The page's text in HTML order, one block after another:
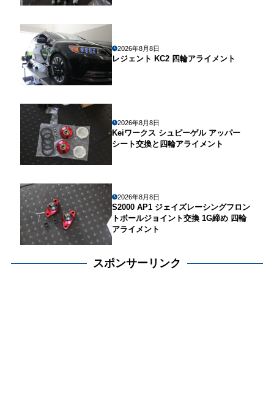
2026年8月8日
レジェント KC2 四輪アライメント
2026年8月8日
Keiワークス シュピーゲル アッパー
シート交換と四輪アライメント
2026年8月8日
S2000 AP1 ジェイズレーシングフロン
トボールジョイント交換 1G締め 四輪
アライメント
スポンサーリンク